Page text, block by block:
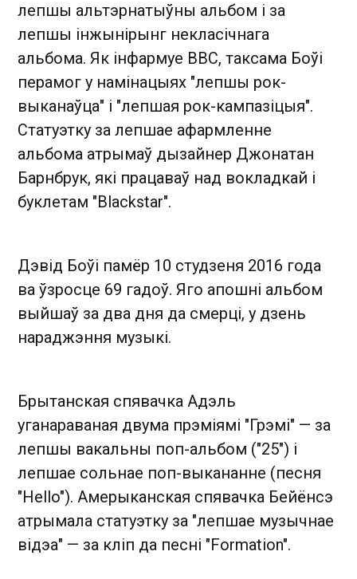
лепшы альтэрнатыўны альбом і за
лепшы інжынірынг некласічнага
альбома. Як інфармуе ВВС, таксама Боўі
перамог у намінацыях "лепшы рок-
выканаўца" і "лепшая рок-кампазіцыя".
Статуэтку за лепшае афармленне
альбома атрымаў дызайнер Джонатан
Барнбрук, які працаваў над вокладкай і
буклетам "Blackstar".
Дэвід Боўі памёр 10 студзеня 2016 года
ва ўзросце 69 гадоў. Яго апошні альбом
выйшаў за два дня да смерці, у дзень
нараджэння музыкі.
Брытанская спявачка Адэль
уганараваная двума прэміямі "Грэмі" — за
лепшы вакальны поп-альбом ("25") і
лепшае сольнае поп-выкананне (песня
"Hello"). Амерыканская спявачка Бейёнсэ
атрымала статуэтку за "лепшае музычнае
відэа" — за кліп да песні "Formation".